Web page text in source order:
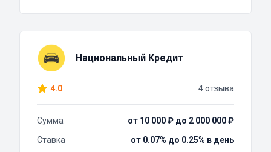
Национальный Кредит
4.0 4 отзыва
Сумма
от 10 000 ₽ до 2 000 000 ₽
Ставка
от 0.07% до 0.25% в день